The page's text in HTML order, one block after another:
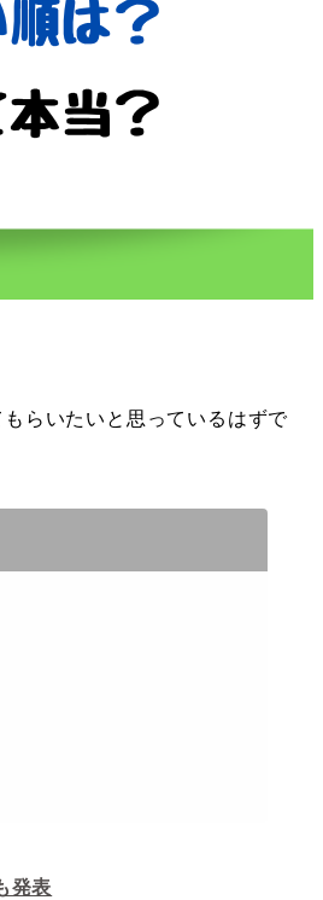
らいたいと思っているはずで
発表